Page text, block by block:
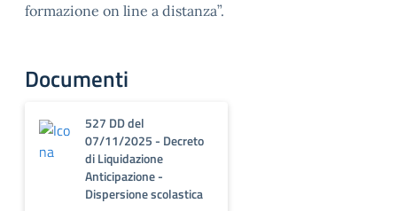
formazione on line a distanza”.
Documenti
527 DD del
07/11/2025 - Decreto
di Liquidazione
Anticipazione -
Dispersione scolastica